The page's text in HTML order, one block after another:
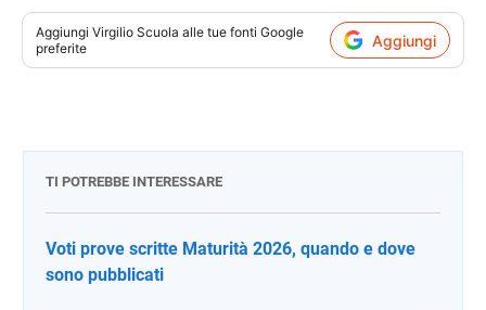
Aggiungi Virgilio Scuola alle tue fonti Google
preferite
Aggiungi
TI POTREBBE INTERESSARE
Voti prove scritte Maturità 2026, quando e dove
sono pubblicati